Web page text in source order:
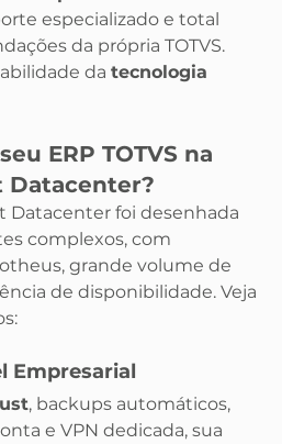
especializado e total
da própria TOTVS.
da tecnologia
ERP TOTVS na
Datacenter?
Datacenter foi desenhada
complexos, com
grande volume de
de disponibilidade. Veja
Empresarial
, backups automáticos,
e VPN dedicada, sua